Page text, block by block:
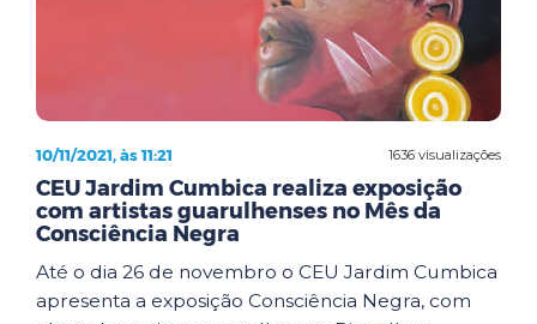
1636 visualizações
10/11/2021, às 11:21
CEU Jardim Cumbica realiza exposição
com artistas guarulhenses no Mês da
Consciência Negra
Até o dia 26 de novembro o CEU Jardim Cumbica
apresenta a exposição Consciência Negra, com